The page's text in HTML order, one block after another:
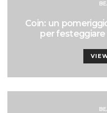
Coin: un
per festeggiare